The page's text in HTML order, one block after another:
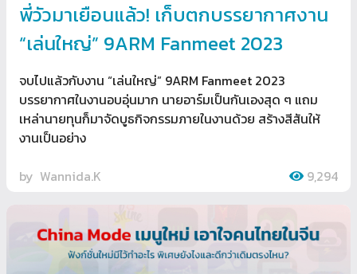
พี่วัวมาเยือนแล้ว! เก็บตกบรรยากาศงาน
“เล่นใหญ่” 9ARM Fanmeet 2023
จบไปแล้วกับงาน “เล่นใหญ่” 9ARM Fanmeet 2023
บรรยากาศในงานอบอุ่นมาก นายอาร์มเป็นกันเองสุด ๆ แถม
เหล่านายทุนก็มาจัดบูธกิจกรรมภายในงานด้วย สร้างสีสันให้
งานเป็นอย่าง
by Wannida.K 9,294